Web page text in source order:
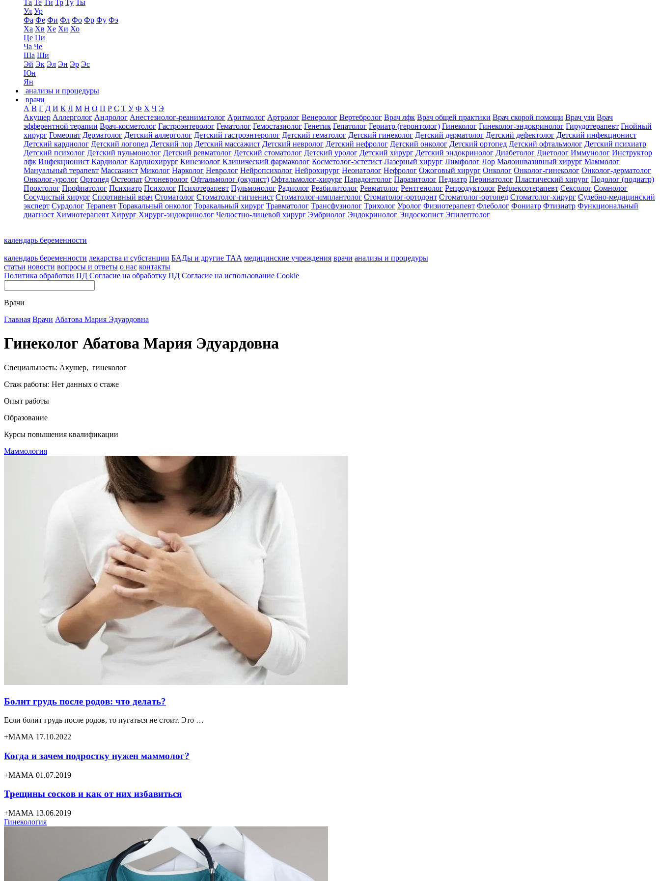
Та Те Ти Тр Ту Ты
Ул Ур
Фа Фе Фи Фл Фо Фр Фу Фэ
Ха Хв Хе Хи Хо
Це Ци
Ча Че
Ша Ши
Эй Эк Эл Эн Эр Эс
Юн
Ян
анализы и процедуры
врачи
А В Г Д И К Л М Н О П Р С Т У Ф Х Ч Э
Акушер Аллерголог Андролог Анестезиолог-реаниматолог Аритмолог Артролог Венеролог Вертебролог Врач лфк Врач общей практики Врач скорой помощи Врач узи Врач
эфферентной терапии Врач-косметолог Гастроэнтеролог Гематолог Гемостазиолог Генетик Гепатолог Гериатр (геронтолог) Гинеколог Гинеколог-эндокринолог Гирудотерапевт Гнойный
хирург Гомеопат Дерматолог Детский аллерголог Детский гастроэнтеролог Детский гематолог Детский гинеколог Детский дерматолог Детский дефектолог Детский инфекционист
Детский кардиолог Детский логопед Детский лор Детский массажист Детский невролог Детский нефролог Детский онколог Детский ортопед Детский офтальмолог Детский психиатр
Детский психолог Детский пульмонолог Детский ревматолог Детский стоматолог Детский уролог Детский хирург Детский эндокринолог Диабетолог Диетолог Иммунолог Инструктор
лфк Инфекционист Кардиолог Кардиохирург Кинезиолог Клинический фармаколог Косметолог-эстетист Лазерный хирург Лимфолог Лор Малоинвазивный хирург Маммолог
Мануальный терапевт Массажист Миколог Нарколог Невролог Нейропсихолог Нейрохирург Неонатолог Нефролог Ожоговый хирург Онколог Онколог-гинеколог Онколог-дерматолог
Онколог-уролог Ортопед Остеопат Отоневролог Офтальмолог (окулист) Офтальмолог-хирург Парадонтолог Паразитолог Педиатр Перинатолог Пластический хирург Подолог (подиатр)
Проктолог Профпатолог Психиатр Психолог Психотерапевт Пульмонолог Радиолог Реабилитолог Ревматолог Рентгенолог Репродуктолог Рефлексотерапевт Сексолог Сомнолог
Сосудистый хирург Спортивный врач Стоматолог Стоматолог-гигиенист Стоматолог-имплантолог Стоматолог-ортодонт Стоматолог-ортопед Стоматолог-хирург Судебно-медицинский
эксперт Сурдолог Терапевт Торакальный онколог Торакальный хирург Травматолог Трансфузиолог Трихолог Уролог Физиотерапевт Флеболог Фониатр Фтизиатр Функциональный
диагност Химиотерапевт Хирург Хирург-эндокринолог Челюстно-лицевой хирург Эмбриолог Эндокринолог Эндоскопист Эпилептолог
календарь беременности
календарь беременности лекарства и субстанции БАДы и другие ТАА медицинские учреждения врачи анализы и процедуры
статьи новости вопросы и ответы о нас контакты
Политика обработки ПД Согласие на обработку ПД Согласие на использование Cookie
Врачи
Главная Врачи Абатова Мария Эдуардовна
Гинеколог Абатова Мария Эдуардовна
Специальность: Акушер, гинеколог
Стаж работы: Нет данных о стаже
Опыт работы
Образование
Курсы повышения квалификации
Маммология
Болит грудь после родов: что делать?
Если болит грудь после родов, то пугаться не стоит. Это …
+МАМА 17.10.2022
Когда и зачем подростку нужен маммолог?
+МАМА 01.07.2019
Трещины сосков и как от них избавиться
+МАМА 13.06.2019
Гинекология